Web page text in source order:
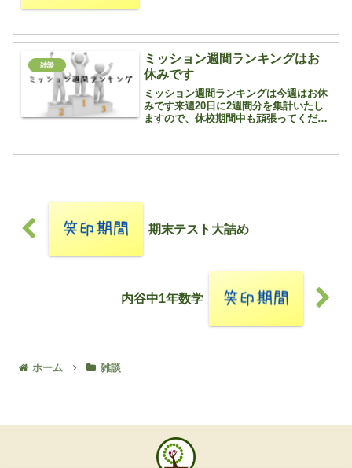
で困ってしまいます ということは二次
方程...
雑談
ミッション週間ランキングはお
休みです
ミッション週間ランキングは今週はお休
みです来週20日に2週間分を集計いたし
ますので、休校期間中も頑張ってくださ
期末テスト大詰め
内谷中1年数学
ホーム 雑談